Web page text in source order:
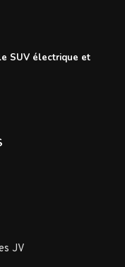
SUV électrique et
JV